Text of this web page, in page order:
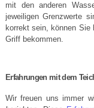
mit den anderen
jeweiligen Grenzwerte
korrekt sein, können Sie
Griff bekommen.
Erfahrungen mit dem
Wir freuen uns immer